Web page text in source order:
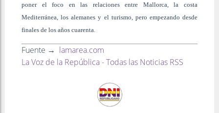
poner el foco en las relaciones entre Mallorca, la costa
Mediterránea, los alemanes y el turismo, pero empezando desde
finales de los años cuarenta.
Fuente → lamarea.com
La Voz de la República - Todas las Noticias RSS